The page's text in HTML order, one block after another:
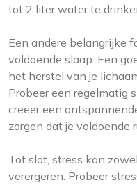
tot 2 liter water te
Een andere belangrijke
voldoende slaap. Een
het herstel van je
Probeer een regelmatig
creëer een
zorgen dat je voldoende
Tot slot, stress kan
verergeren. Probeer